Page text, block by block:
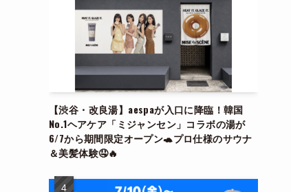
【渋谷・改良湯】aespaが入口に降臨！韓国
No.1ヘアケア「ミジャンセン」コラボの湯が
6/7から期間限定オープン🐢プロ仕様のサウナ
＆美髪体験🤤🔥